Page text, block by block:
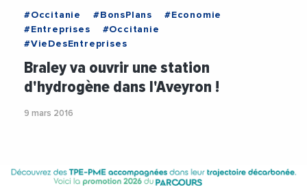
#Occitanie #BonsPlans
#Economie
#Entreprises
#Occitanie
#VieDesEntreprises
Braley va ouvrir une station
d'hydrogène dans l'Aveyron !
9 mars 2016